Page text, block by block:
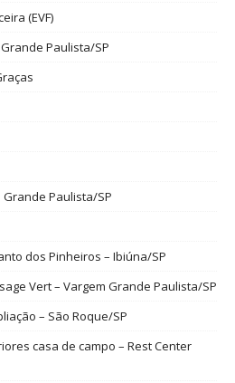
(EVF)
Paulista/SP
Paulista/SP
dos Pinheiros – Ibiúna/SP
Vert – Vargem Grande Paulista/SP
– São Roque/SP
casa de campo – Rest Center